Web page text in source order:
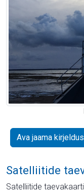
Ava jaama
Satelliitide
Satelliitide